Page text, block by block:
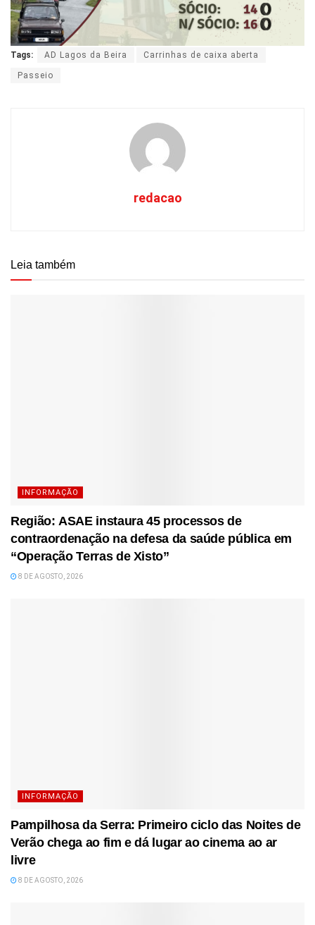
Tags: AD Lagos da Beira Carrinhas de caixa aberta
Passeio
redacao
Leia também
INFORMAÇÃO
Região: ASAE instaura 45 processos de
contraordenação na defesa da saúde pública em
“Operação Terras de Xisto”
8 DE AGOSTO, 2026
INFORMAÇÃO
Pampilhosa da Serra: Primeiro ciclo das Noites de
Verão chega ao fim e dá lugar ao cinema ao ar
livre
8 DE AGOSTO, 2026